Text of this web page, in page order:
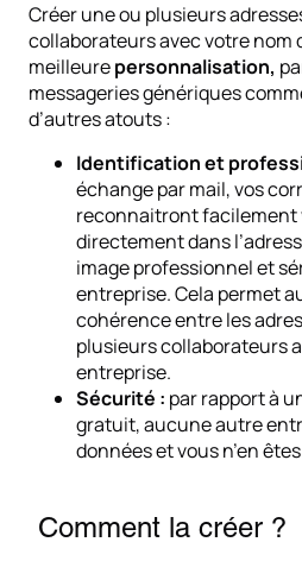
Créer une ou plusieurs
collaborateurs avec votre nom
meilleurepersonnalisation,
messageries génériques
d’autres atouts :
Identification et
échange par mail, vos
reconnaitront facilement
directement dans
image professionnel et
entreprise. Cela permet
cohérence entre les
plusieurs collaborateurs
entreprise.
Sécurité : par rapport à
gratuit, aucune autre
données et vous n’en
Comment la créer ?